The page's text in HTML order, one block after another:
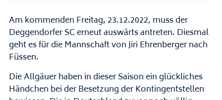
Am kommenden Freitag, 23.12.2022, muss der
Deggendorfer SC erneut auswärts antreten. Diesmal
geht es für die Mannschaft von Jiri Ehrenberger nach
Füssen.
Die Allgäuer haben in dieser Saison ein glückliches
Händchen bei der Besetzung der Kontingentstellen